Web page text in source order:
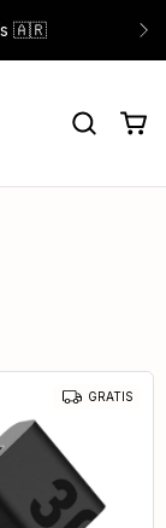
🇦🇷
GRATIS